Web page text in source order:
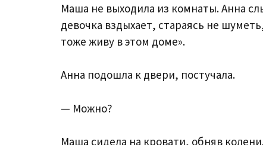
Маша не выходила из комнаты. Анна
девочка вздыхает, стараясь не
тоже живу в этом доме».
Анна подошла к двери, постучала.
— Можно?
Маша сидела на кровати, обняв